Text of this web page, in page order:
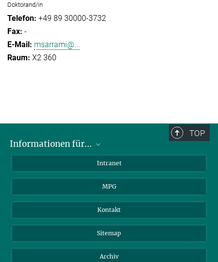
Doktorand/in
+49 89 30000-3732
-
msarrami@...
X2 360
TOP
Informationen für...
Studenten
Journalisten
Intranet
MPG
Kontakt
Sitemap
Archiv